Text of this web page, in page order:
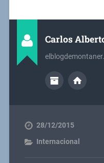
Carlos
28/12/2015
Internacional